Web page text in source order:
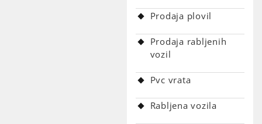
Prodaja plovil
Prodaja rabljenih
vozil
Pvc vrata
Rabljena vozila